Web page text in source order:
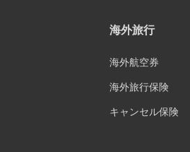
海外旅行
海外航空券
海外旅行保険
キャンセル保険